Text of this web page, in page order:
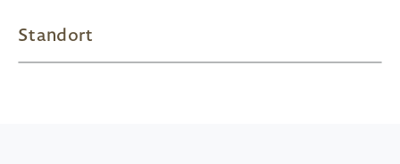
Standort